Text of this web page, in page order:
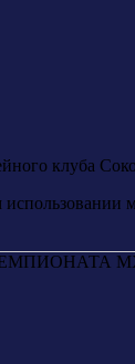
клуба